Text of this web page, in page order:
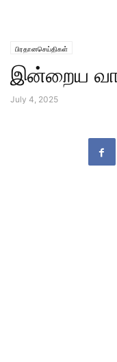
பிரதானசெய்திகள்
இன்றைய
July 4, 2025